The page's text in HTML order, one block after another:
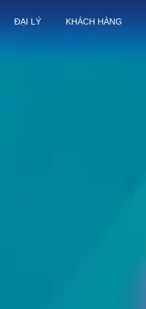
ĐẠI LÝ KHÁCH HÀNG